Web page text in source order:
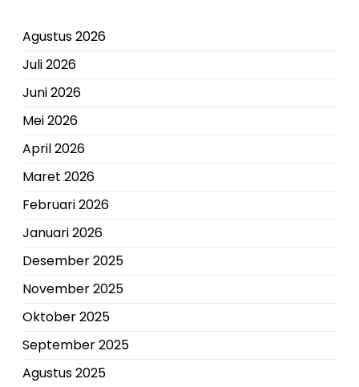
Agustus 2026
Juli 2026
Juni 2026
Mei 2026
April 2026
Maret 2026
Februari 2026
Januari 2026
Desember 2025
November 2025
Oktober 2025
September 2025
Agustus 2025